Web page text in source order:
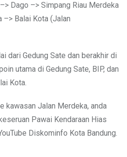
Dago –> Simpang Riau Merdeka
–> Balai Kota (Jalan
dari Gedung Sate dan berakhir di
utama di Gedung Sate, BIP, dan
Kota.
kawasan Jalan Merdeka, anda
Pawai Kendaraan Hias
Diskominfo Kota Bandung.